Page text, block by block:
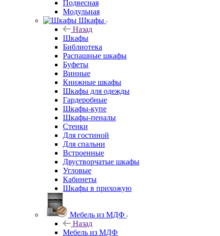
Подвесная
Модульная
Шкафы
Назад
Шкафы
Библиотека
Распашные шкафы
Буфеты
Винные
Книжные шкафы
Шкафы для одежды
Гардеробные
Шкафы-купе
Шкафы-пеналы
Стенки
Для гостиной
Для спальни
Встроенные
Двустворчатые шкафы
Угловые
Кабинеты
Шкафы в прихожую
Мебель из МДФ
Назад
Мебель из МДФ